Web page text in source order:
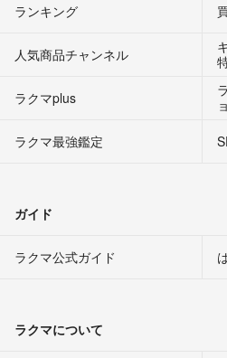
ランキング
人気商品チャンネル
ラクマplus
ラクマ最強鑑定
ガイド
ラクマ公式ガイド
ラクマについて